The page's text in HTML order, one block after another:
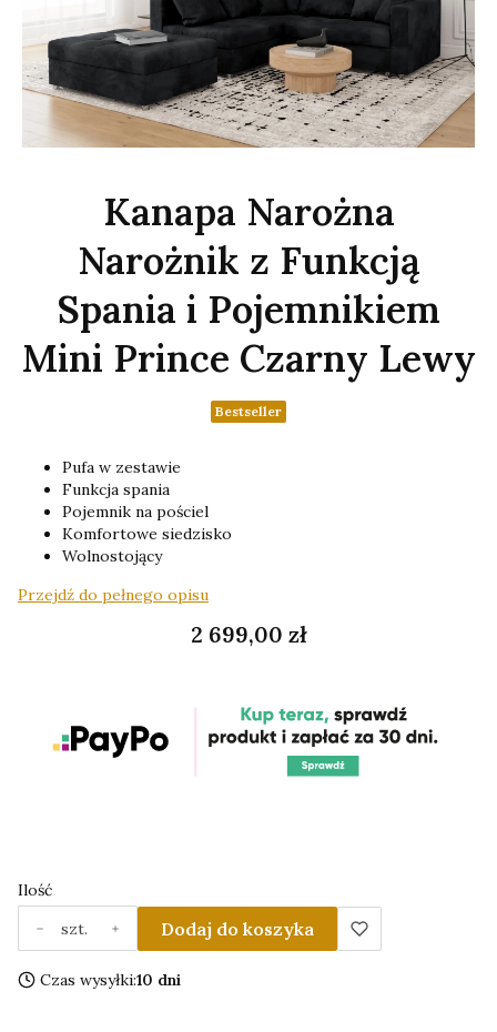
Kanapa Narożna
Narożnik z Funkcją
Spania i Pojemnikiem
Mini Prince Czarny Lewy
Bestseller
Pufa w zestawie
Funkcja spania
Pojemnik na pościel
Komfortowe siedzisko
Wolnostojący
Przejdź do pełnego opisu
Cena
2 699,00 zł
Ilość
szt.
Dodaj do koszyka
Czas wysyłki:10 dni